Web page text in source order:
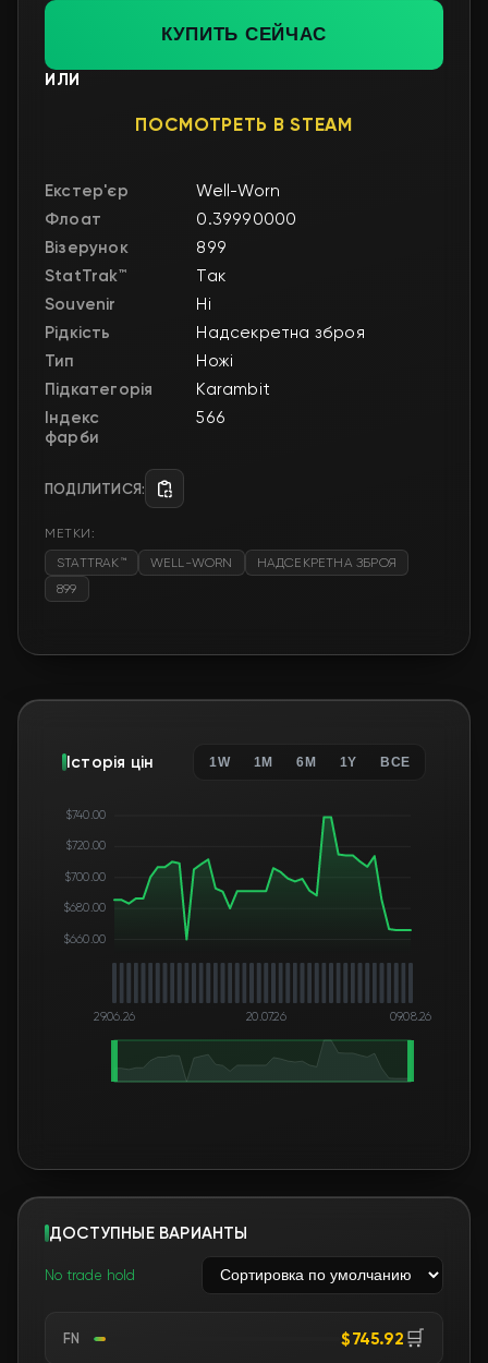
КУПИТЬ СЕЙЧАС
ИЛИ
ПОСМОТРЕТЬ В STEAM
Екстер'єр
Well-Worn
Флоат
0.39990000
Візерунок
899
StatTrak™
Так
Souvenir
Ні
Рідкість
Надсекретна зброя
Тип
Ножі
Підкатегорія
Karambit
Індекс
фарби
566
ПОДІЛИТИСЯ:
МЕТКИ:
STATTRAK™
WELL-WORN
НАДСЕКРЕТНА ЗБРОЯ
899
Історія цін 1W 1M 6M 1Y ВСЕ
$660.00
$680.00
$700.00
$720.00
$740.00
29.06.26 20.07.26 09.08.26
ДОСТУПНЫЕ ВАРИАНТЫ
No trade hold
FN $745.92 🛒